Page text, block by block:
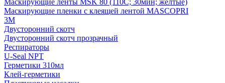
Маскирующие ленты MSK 80 (110С; 30мин; желтые)
Маскирующие пленки с клеящей лентой MASCOPRI
3M
Двусторонний скотч
Двусторонний скотч прозрачный
Респираторы
U-Seal NPT
Герметики 310мл
Клей-герметики